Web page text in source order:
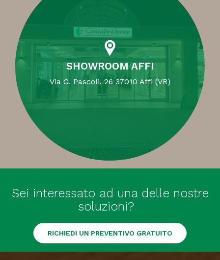
SHOWROOM AFFI
Via G. Pascoli, 26 37010 Affi (VR)
Sei interessato ad una delle nostre
soluzioni?
RICHIEDI UN PREVENTIVO GRATUITO